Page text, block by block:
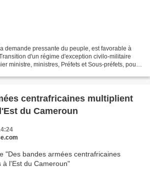
demande pressante du peuple, est favorable à
d'un régime d'exception civilo-militaire
ministre, ministres, Préfets et Sous-préfets, pour
centrafricaines multiplient
du Cameroun